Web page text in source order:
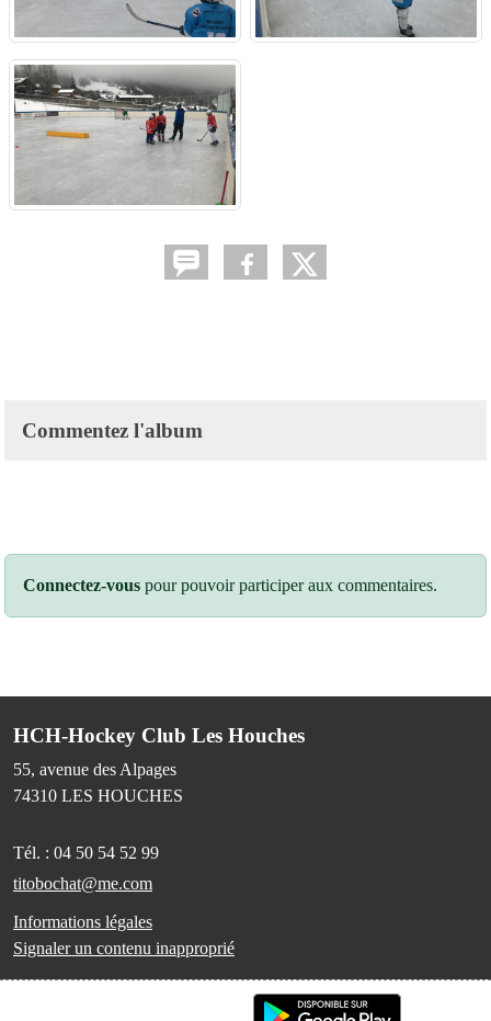
Commentez l'album
Connectez-vous pour pouvoir participer aux commentaires.
HCH-Hockey Club Les Houches
55, avenue des Alpages
74310 LES HOUCHES
Tél. : 04 50 54 52 99
titobochat@me.com
Informations légales
Signaler un contenu inapproprié